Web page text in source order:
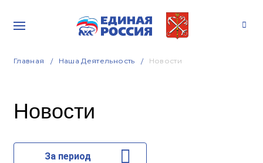
Главная Наша Деятельность Новости
Новости
За период